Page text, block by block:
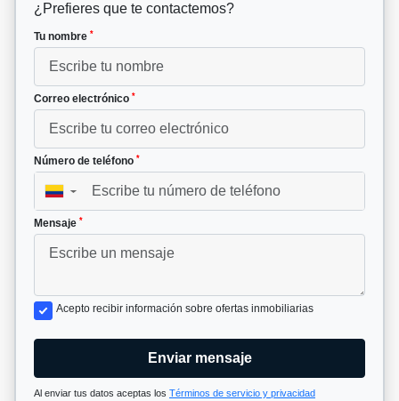
¿Prefieres que te contactemos?
Tu nombre *
Correo electrónico *
Número de teléfono *
▼
Mensaje *
Acepto recibir información sobre ofertas inmobiliarias
Enviar mensaje
Al enviar tus datos aceptas los Términos de servicio y privacidad